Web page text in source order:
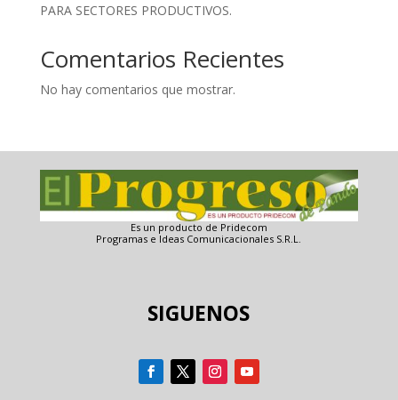
PARA SECTORES PRODUCTIVOS.
Comentarios Recientes
No hay comentarios que mostrar.
Es un producto de Pridecom
Programas e Ideas Comunicacionales S.R.L.
SIGUENOS